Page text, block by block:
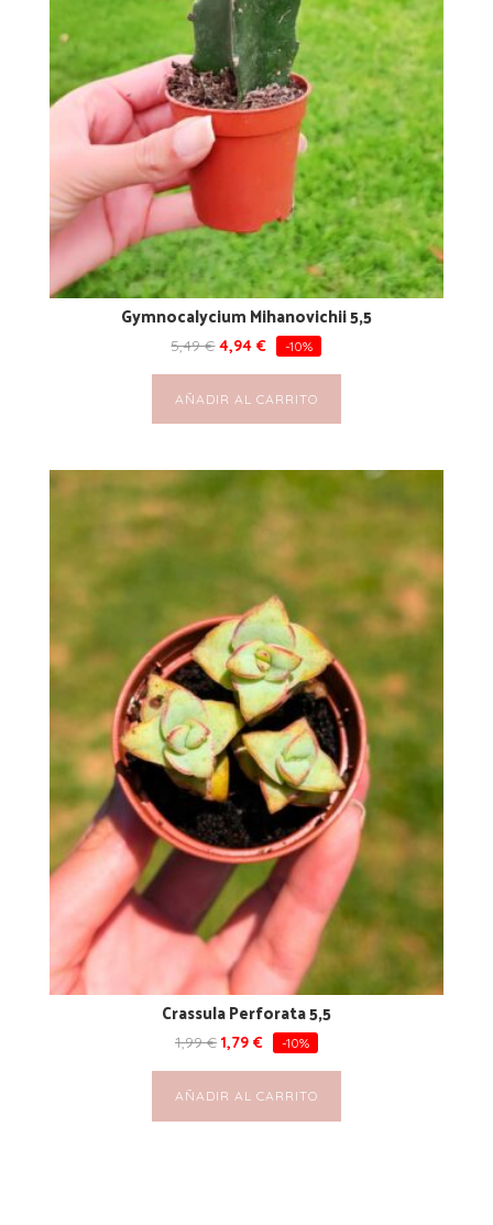
Gymnocalycium Mihanovichii 5,5
5,49€ 4,94€ -10%
AÑADIR AL CARRITO
Crassula Perforata 5,5
1,99€ 1,79 € -10%
AÑADIR AL CARRITO